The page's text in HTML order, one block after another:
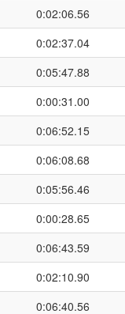
0:02:06.56
0:02:37.04
0:05:47.88
0:00:31.00
0:06:52.15
0:06:08.68
0:05:56.46
0:00:28.65
0:06:43.59
0:02:10.90
0:06:40.56